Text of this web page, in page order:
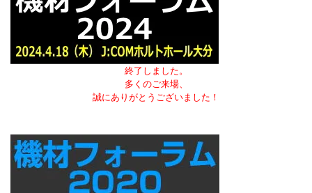
終了しました。
多くのご来場、
誠にありがとうございました！